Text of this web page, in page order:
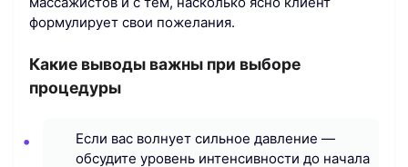
формулирует свои пожелания.
Какие выводы важны при выборе
процедуры
Если вас волнует сильное давление —
обсудите уровень интенсивности до начала